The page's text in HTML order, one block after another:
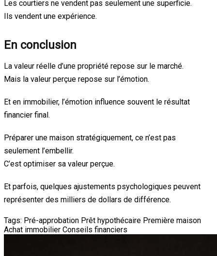
Les courtiers ne vendent pas seulement une superficie.
Ils vendent une expérience.
En conclusion
La valeur réelle d’une propriété repose sur le marché.
Mais la valeur perçue repose sur l’émotion.
Et en immobilier, l’émotion influence souvent le résultat
financier final.
Préparer une maison stratégiquement, ce n’est pas
seulement l’embellir.
C’est optimiser sa valeur perçue.
Et parfois, quelques ajustements psychologiques peuvent
représenter des milliers de dollars de différence.
Tags: Pré-approbation Prêt hypothécaire Première maison
Achat immobilier Conseils financiers